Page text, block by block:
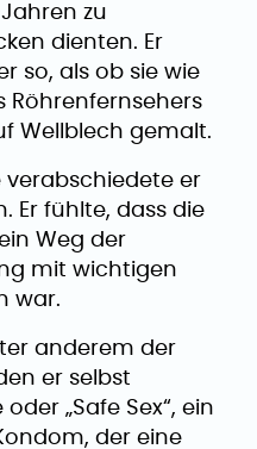
zu
dienten. Er
so, als ob sie wie
Röhrenfernsehers
Wellblech gemalt.
verabschiedete er
Er fühlte, dass die
Weg der
mit wichtigen
war.
anderem der
er selbst
„Safe Sex“, ein
der eine